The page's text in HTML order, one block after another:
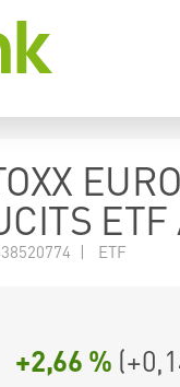
ETF
| ETF
+2,66 % (